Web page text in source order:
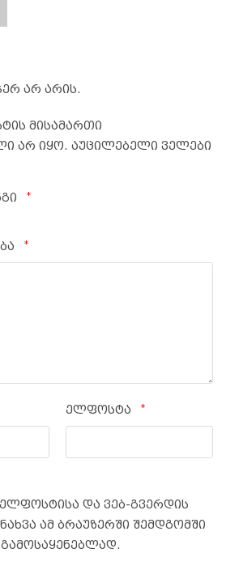
არ არის.
მისამართი
არ იყო. აუცილებელი ველები
*
*
ელფოსტა *
და ვებ-გვერდის
ამ ბრაუზერში შემდგომში